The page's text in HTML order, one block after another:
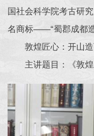
国社会科学院考古研
名商标——“蜀郡成都造
敦煌匠心：开山
主讲题目：《敦